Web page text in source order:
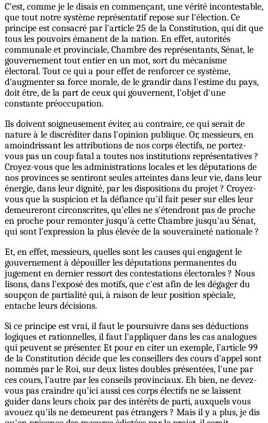
C'est, comme je le disais en commençant, une vérité incontestable,
que tout notre système représentatif repose sur l'élection. Ce
principe est consacré par l'article 25 de la Constitution, qui dit que
tous les pouvoirs émanent de la nation. En effet, autorités
communale et provinciale, Chambre des représentants, Sénat, le
gouvernement tout entier en un mot, sort du mécanisme
électoral. Tout ce qui a pour effet de renforcer ce système,
d'augmenter sa force morale, de le grandir dans l'estime du pays,
doit être, de la part de ceux qui gouvernent, l'objet d'une
constante préoccupation.
Ils doivent soigneusement éviter, au contraire, ce qui serait de
nature à le discréditer dans l'opinion publique. Or, messieurs, en
amoindrissant les attributions de nos corps électifs, ne portez-
vous pas un coup fatal a toutes nos institutions représentatives ?
Croyez-vous que les administrations locales et les députations de
nos provinces se sentiront seules atteintes dans leur vie, dans leur
énergie, dans leur dignité, par les dispositions du projet ? Croyez-
vous que la suspicion et la défiance qu'il fait peser sur elles leur
demeureront circonscrites, qu'elles ne s'étendront pas de proche
en proche pour remonter jusqu'à cette Chambre jusqu'au Sénat,
qui sont l'expression la plus élevée de la souveraineté nationale ?
Et, en effet, messieurs, quelles sont les causes qui engagent le
gouvernement à dépouiller les députations permanentes du
jugement en dernier ressort des contestations électorales ? Nous
lisons, dans l'exposé des motifs, que c'est afin de les dégager du
soupçon de partialité qui, à raison de leur position spéciale,
entache leurs décisions.
Si ce principe est vrai, il faut le poursuivre dans ses déductions
logiques et rationnelles, il faut l'appliquer dans les cas analogues
qui peuvent se présenter. Et pour en citer un exemple, l'article 99
de la Constitution décide que les conseillers des cours d'appel sont
nommés par le Roi, sur deux listes doubles présentées, l'une par
ces cours, l'autre par les conseils provinciaux. Eh bien, ne devez-
vous pas craindre qu'ici aussi ces corps électifs ne se laissent
guider dans leurs choix par des intérêts de parti, auxquels vous
avouez qu'ils ne demeurent pas étrangers ? Mais il y a plus, je dis